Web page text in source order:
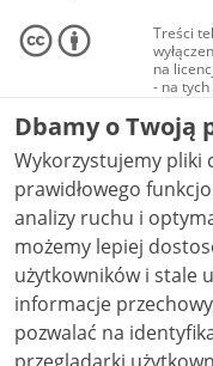
Treści
na
- na tych
audio i
Creative
NC-ND
Dbamy o Twoją
Wykorzystujemy pliki
prawidłowego
analizy ruchu i
możemy lepiej
użytkowników i stale
informacje
pozwalać na